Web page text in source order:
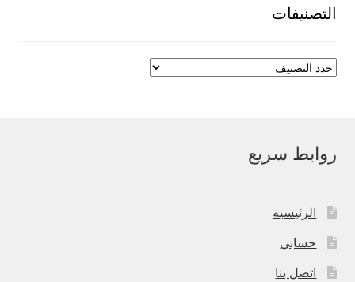
التصنيفات
روابط سريع
الرئيسية
حسابي
اتصل بنا